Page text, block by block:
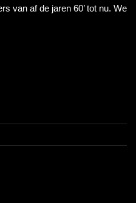
van af de jaren 60’ tot nu. We